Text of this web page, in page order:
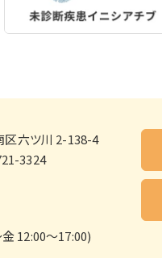
六ツ川 2-138-4
3324
12:00～17:00)